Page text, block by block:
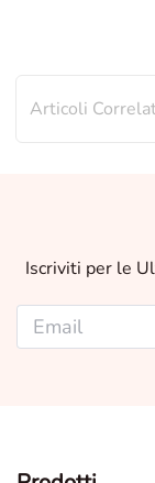
Articoli
Iscriviti per le